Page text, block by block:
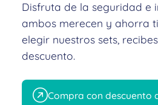
Disfruta de la seguridad e
ambos merecen y ahorra
elegir nuestros sets,
descuento.
Compra con descuento